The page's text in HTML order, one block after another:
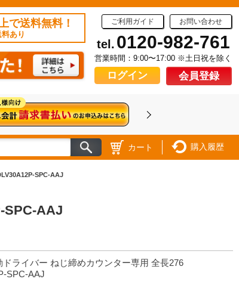
で送料無料！
あり
ご利用ガイド お問い合わせ
tel. 0120-982-761
営業時間：9:00〜17:00 ※土日祝を除く
ログイン 会員登録
カート 購入履歴
SPC-AAJ
SPC-AAJ
ドライバー ねじ締めカウンター専用 全長276
SPC-AAJ